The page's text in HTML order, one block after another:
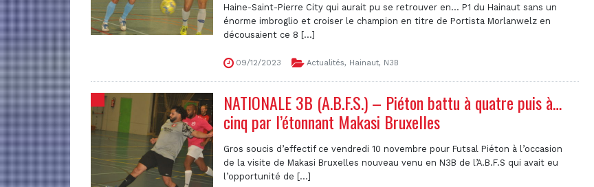
Haine-Saint-Pierre City qui aurait pu se retrouver en… P1 du Hainaut sans un
énorme imbroglio et croiser le champion en titre de Portista Morlanwelz en
décousaient ce 8 [...]
09/12/2023 Actualités, Hainaut, N3B
NATIONALE 3B (A.B.F.S.) – Piéton battu à quatre puis à…
cinq par l’étonnant Makasi Bruxelles
Gros soucis d’effectif ce vendredi 10 novembre pour Futsal Piéton à l’occasion
de la visite de Makasi Bruxelles nouveau venu en N3B de l’A.B.F.S qui avait eu
l’opportunité de [...]